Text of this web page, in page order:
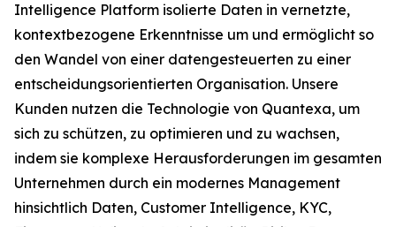
Intelligence Platform isolierte Daten in vernetzte,
kontextbezogene Erkenntnisse um und ermöglicht so
den Wandel von einer datengesteuerten zu einer
entscheidungsorientierten Organisation. Unsere
Kunden nutzen die Technologie von Quantexa, um
sich zu schützen, zu optimieren und zu wachsen,
indem sie komplexe Herausforderungen im gesamten
Unternehmen durch ein modernes Management
hinsichtlich Daten, Customer Intelligence, KYC,